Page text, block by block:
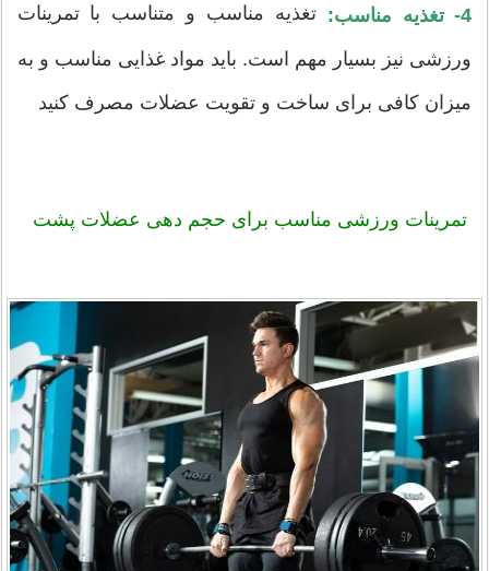
4- تغذیه مناسب: تغذیه مناسب و متناسب با تمرینات
ورزشی نیز بسیار مهم است. باید مواد غذایی مناسب و به
میزان کافی برای ساخت و تقویت عضلات مصرف کنید
تمرینات ورزشی مناسب برای حجم دهی عضلات پشت